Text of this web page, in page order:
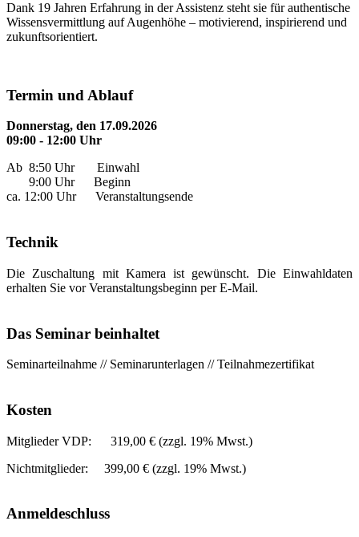
Dank 19 Jahren Erfahrung in der Assistenz steht sie für authentische
Wissensvermittlung auf Augenhöhe – motivierend, inspirierend und
zukunftsorientiert.
Termin und Ablauf
Donnerstag, den 17.09.2026
09:00 - 12:00 Uhr
Ab 8:50 Uhr Einwahl
9:00 Uhr Beginn
ca. 12:00 Uhr Veranstaltungsende
Technik
Die Zuschaltung mit Kamera ist gewünscht. Die Einwahldaten
erhalten Sie vor Veranstaltungsbeginn per E-Mail.
Das Seminar beinhaltet
Seminarteilnahme // Seminarunterlagen // Teilnahmezertifikat
Kosten
Mitglieder VDP: 319,00 € (zzgl. 19% Mwst.)
Nichtmitglieder: 399,00 € (zzgl. 19% Mwst.)
Anmeldeschluss